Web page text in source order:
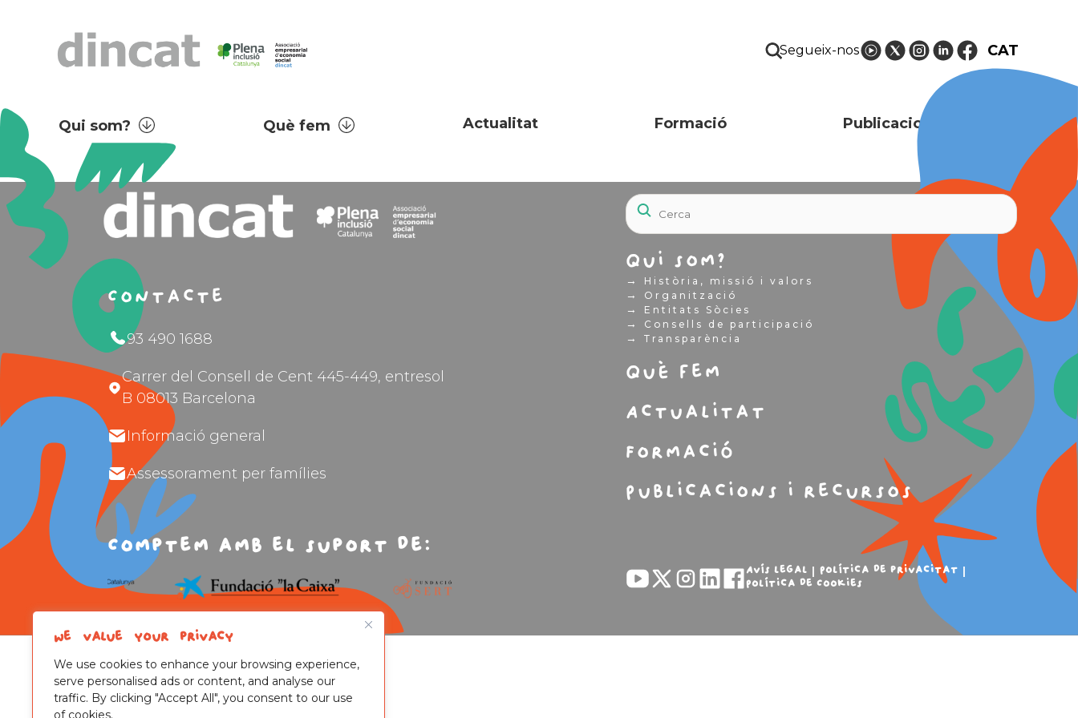
We value your privacy
We use cookies to enhance your browsing experience,
serve personalised ads or content, and analyse our
traffic. By clicking "Accept All", you consent to our use
of cookies.
Segueix-nos CAT
Qui som? Què fem Actualitat Formació Publicacions i recursos
Contacte
93 490 1688
Carrer del Consell de Cent 445-449, entresol
B 08013 Barcelona
Informació general
Assessorament per famílies
Comptem amb el suport de:
Qui som?
→ Història, missió i valors
→ Organització
→ Entitats Sòcies
→ Consells de participació
→ Transparència
Què fem
Actualitat
Formació
Publicacions i recursos
Avís legal
Política de privacitat
Política de Cookies